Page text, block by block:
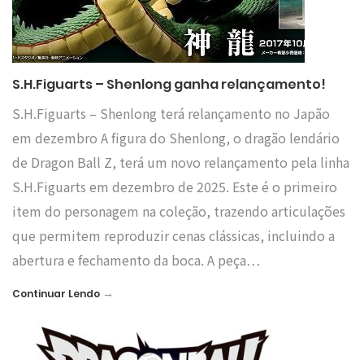
S.H.Figuarts – Shenlong ganha relançamento!
S.H.Figuarts – Shenlong terá relançamento no Japão
em dezembro A figura do Shenlong, o dragão lendário
de Dragon Ball Z, terá um novo relançamento pela linha
S.H.Figuarts em dezembro de 2025. Este é o primeiro
item do personagem na coleção, trazendo articulações
que permitem reproduzir cenas clássicas, incluindo a
abertura e fechamento da boca. A peça…
Continuar Lendo →